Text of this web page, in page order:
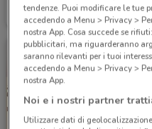
Scade il 07/09 706 m
tendenze. Puoi modificare le tue
accedendo a Menu > Privacy >
nostra App. Cosa succede se
pubblicitari, ma riguarderanno
saranno rilevanti per i tuoi
accedendo a Menu > Privacy >
nostra App.
Noi e i nostri partner
Utilizzare dati di